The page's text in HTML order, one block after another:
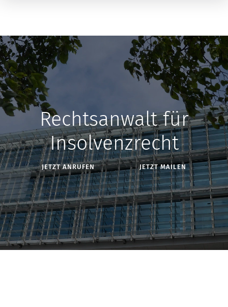
Rechtsanwalt für
Insolvenzrecht
JETZT ANRUFEN JETZT MAILEN